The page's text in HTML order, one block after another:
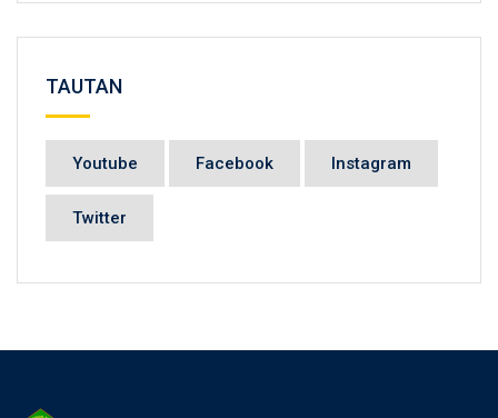
TAUTAN
Youtube Facebook Instagram
Twitter